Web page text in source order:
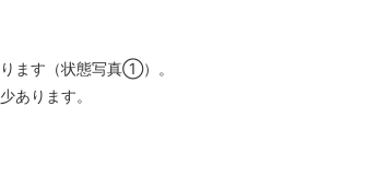
ます（状態写真①）。
あります。